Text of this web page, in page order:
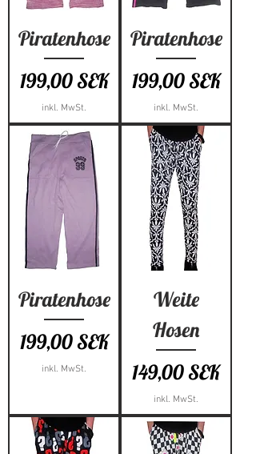
Piratenhose
Preis
199,00 SEK
inkl. MwSt.
Piratenhose
Preis
199,00 SEK
inkl. MwSt.
Piratenhose
Preis
199,00 SEK
inkl. MwSt.
Weite
Hosen
Preis
149,00 SEK
inkl. MwSt.